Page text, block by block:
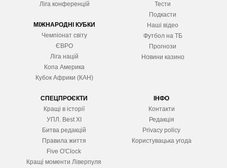
Ліга конференцій
МІЖНАРОДНІ КУБКИ
Чемпіонат світу
ЄВРО
Ліга націй
Копа Америка
Кубок Африки (КАН)
Тести
Подкасти
Наші відео
Футбол на ТБ
Прогнози
Новини казино
СПЕЦПРОЄКТИ
Кращі в історії
УПЛ. Best XІ
Битва редакцій
Правила життя
Five O'Clock
Кращі моменти Ліверпуля
ІНФО
Контакти
Редакція
Privacy policy
Користувацька угода